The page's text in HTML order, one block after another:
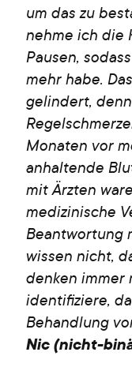
um das zu
nehme ich die
Pausen,
mehr habe.
gelindert,
Monaten vor
anhaltende
mit Ärzten
medizinische
Beantwortung
wissen nicht,
denken immer
identifiziere,
Behandlung
Nic (nicht-